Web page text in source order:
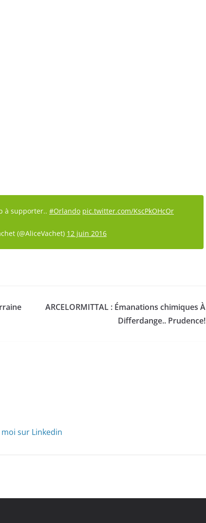
à supporter.. #Orlando pic.twitter.com/KscPkOHcOr
(@AliceVachet) 12 juin 2016
ARCELORMITTAL : Émanations chimiques À
Differdange.. Prudence!
moi sur Linkedin